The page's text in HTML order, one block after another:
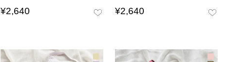
¥2,640 ¥2,640